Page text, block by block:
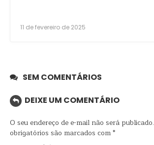
11 de fevereiro de 2025
SEM COMENTÁRIOS
DEIXE UM COMENTÁRIO
O seu endereço de e-mail não será publicado.
obrigatórios são marcados com*